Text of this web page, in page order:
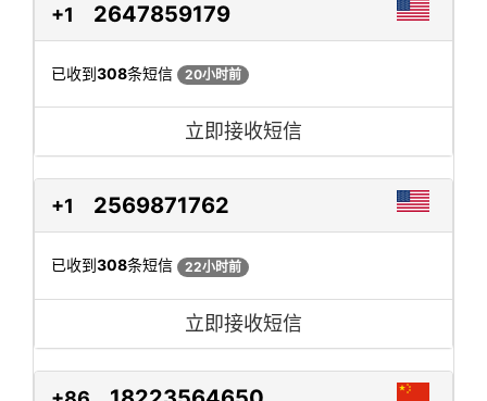
+1 2647859179
已收到308条短信 20小时前
立即接收短信
+1 2569871762
已收到308条短信 22小时前
立即接收短信